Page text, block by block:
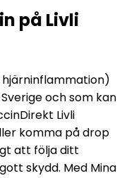
på Livli
hjärninflammation)
och som kan
Livli
komma på drop
att följa ditt
skydd. Med Mina